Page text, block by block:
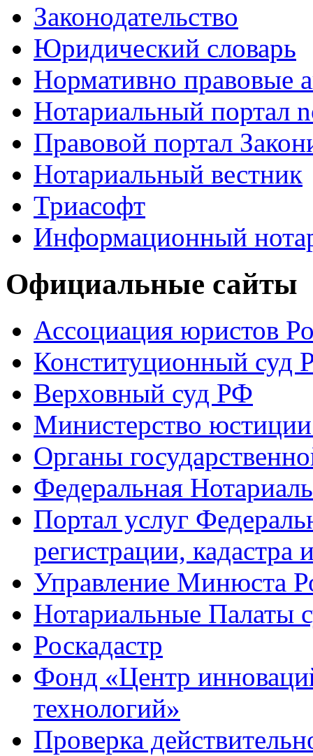
Законодательство
Юридический словарь
Нормативно правовые
Нотариальный портал
Правовой портал
Нотариальный вестник
Триасофт
Информационный
Официальные сайты
Ассоциация юристов
Конституционный суд
Верховный суд РФ
Министерство
Органы
Федеральная
Портал услуг
регистрации, кадастра
Управление Минюста
Нотариальные Палаты
Роскадастр
Фонд «Центр
технологий»
Проверка